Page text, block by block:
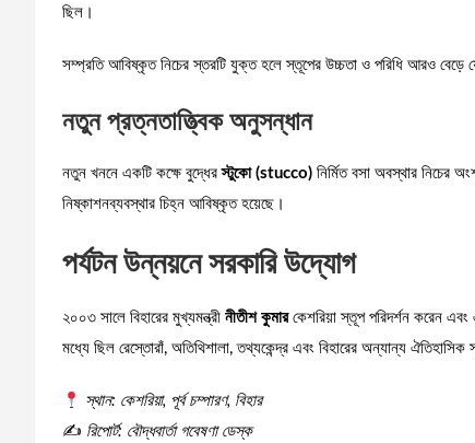
ছিল।
সম্প্রতি আবিষ্কৃত নিচের স্তরটি যুক্ত হলে স্তূপের উচ্চতা ও পরিধি আরও বেড়ে
নতুন প্রত্নতাত্ত্বিক অনুসন্ধান
নতুন খননে একটি কক্ষে বুদ্ধেরস্টুকো (stucco) নির্মিত বসা অবস্থার নিচের
নিষ্কাশনব্যবস্থার চিহ্ন আবিষ্কৃত হয়েছে।
পর্যটন উন্নয়নে সরকারি উদ্যোগ
২০০৩ সালে বিহারের মুখ্যমন্ত্রী নীতীশ কুমারকেশরিয়া স্তূপ পরিদর্শন করেন
মধ্যে ছিল রেস্তোরাঁ, অতিথিশালা, তথ্যকেন্দ্র এবং বিহারের অন্যান্য ঐতিহাসিক
স্থান: কেশরিয়া, পূর্ব চম্পারণ, বিহার
✍️ রিপোর্ট: বৌদ্ধবার্তা গবেষণা ডেস্ক